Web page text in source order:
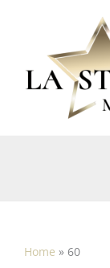
Home » 60